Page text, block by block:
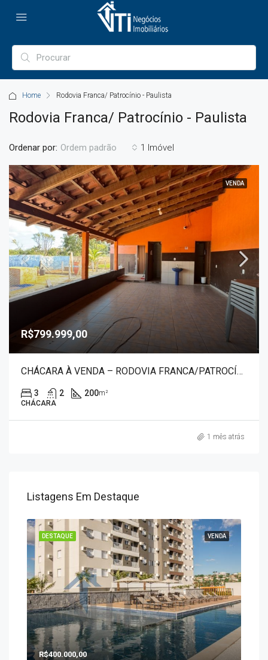
Home Rodovia Franca/ Patrocínio - Paulista
Rodovia Franca/ Patrocínio - Paulista
1 Imóvel
Ordenar por: Ordem padrão
VENDA
R$799.999,00
CHÁCARA À VENDA – RODOVIA FRANCA/PATROCÍNIO PAULISTA 50056
3 2 200m²
CHÁCARA
1 mês atrás
Listagens Em Destaque
VENDA
DESTAQUE
R$400.000,00